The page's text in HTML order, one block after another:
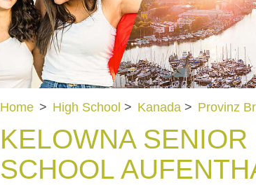
Home > High School > Kanada > Provinz
KELOWNA
SCHOOL